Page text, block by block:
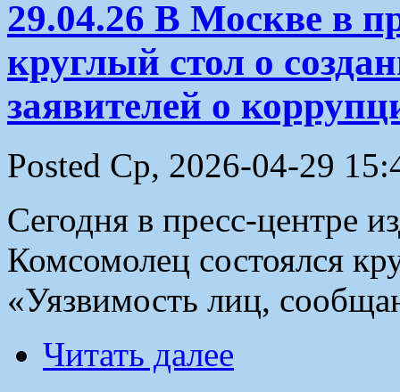
29.04.26 В Москве в
круглый стол о
заявителей о
Posted Ср, 2026-04-29
Сегодня в пресс-центре
Комсомолец состоялся
«Уязвимость лиц,
Читать далее